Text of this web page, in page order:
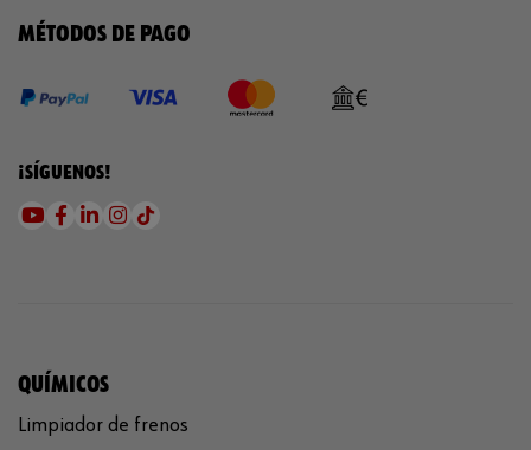
MÉTODOS DE PAGO
¡SÍGUENOS!
QUÍMICOS
Limpiador de frenos